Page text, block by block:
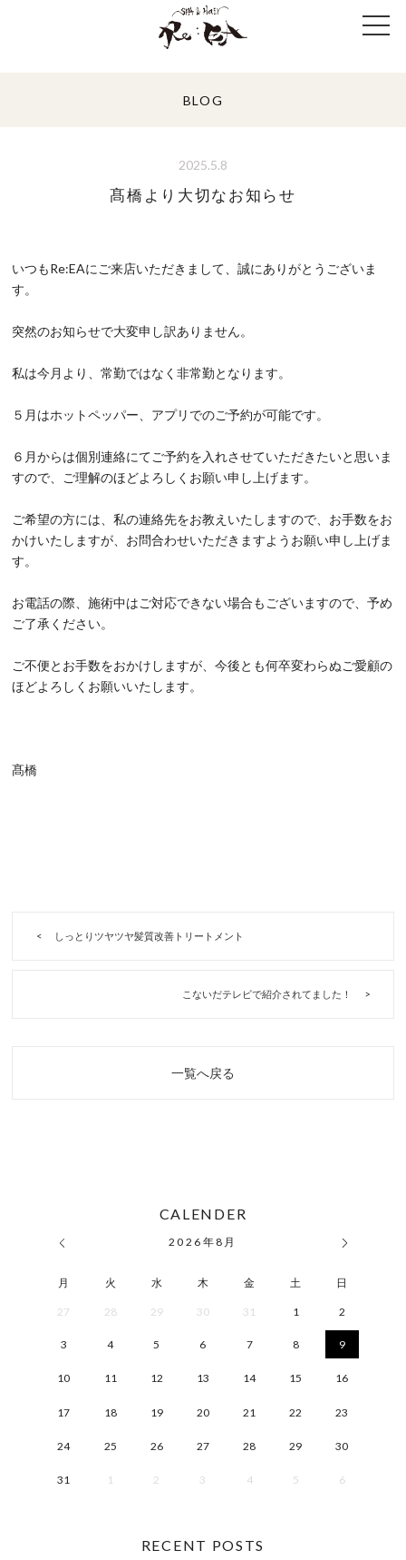
BLOG
2025.5.8
髙橋より大切なお知らせ
いつもRe:EAにご来店いただきまして、誠にありがとうございま
す。
突然のお知らせで大変申し訳ありません。
私は今月より、常勤ではなく非常勤となります。
５月はホットペッパー、アプリでのご予約が可能です。
６月からは個別連絡にてご予約を入れさせていただきたいと思いま
すので、ご理解のほどよろしくお願い申し上げます。
ご希望の方には、私の連絡先をお教えいたしますので、お手数をお
かけいたしますが、お問合わせいただきますようお願い申し上げま
す。
お電話の際、施術中はご対応できない場合もございますので、予め
ご了承ください。
ご不便とお手数をおかけしますが、今後とも何卒変わらぬご愛顧の
ほどよろしくお願いいたします。
髙橋
しっとりツヤツヤ髪質改善トリートメント
こないだテレビで紹介されてました！
一覧へ戻る
CALENDER
2026 年 8月
月 火 水 木 金 土 日
27 28 29 30 31 1 2
3 4 5 6 7 8 9
10 11 12 13 14 15 16
17 18 19 20 21 22 23
24 25 26 27 28 29 30
31 1 2 3 4 5 6
RECENT POSTS